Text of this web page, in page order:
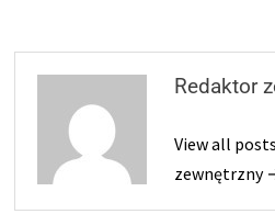
Redaktor
View all
zewnętrzny